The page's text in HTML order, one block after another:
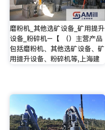
磨粉机_其他选矿设备_矿用提升
设备_粉碎机–【 （）主营产品
包括磨粉机、其他选矿设备、矿
用提升设备、粉碎机等,上海建